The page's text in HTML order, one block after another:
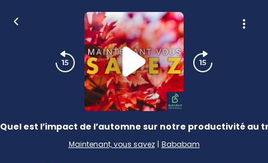
Quel est l’impact de l’automne sur notre productivité au
Maintenant, vous savez | Bababam